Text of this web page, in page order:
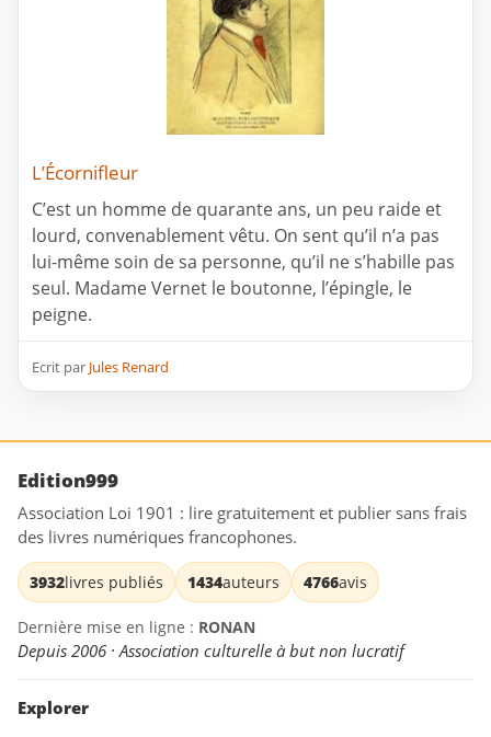
L’Écornifleur
C’est un homme de quarante ans, un peu raide et
lourd, convenablement vêtu. On sent qu’il n’a pas
lui-même soin de sa personne, qu’il ne s’habille pas
seul. Madame Vernet le boutonne, l’épingle, le
peigne.
Ecrit par Jules Renard
Edition999
Association Loi 1901 : lire gratuitement et publier sans frais
des livres numériques francophones.
3932livres publiés 1434auteurs 4766avis
Dernière mise en ligne : RONAN
Depuis 2006 · Association culturelle à but non lucratif
Explorer